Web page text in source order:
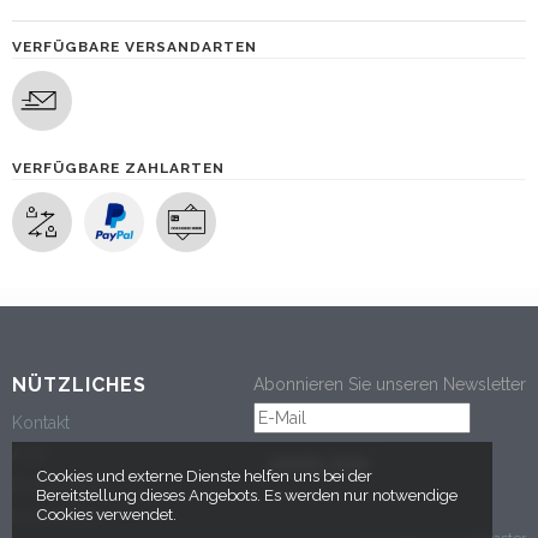
VERFÜGBARE VERSANDARTEN
VERFÜGBARE ZAHLARTEN
NÜTZLICHES
Kontakt
Datenschutz
Impressum
Abonnieren Sie unseren Newsletter
Cookies und externe Dienste helfen uns bei der
Bereitstellung dieses Angebots. Es werden nur notwendige
Cookies verwendet.